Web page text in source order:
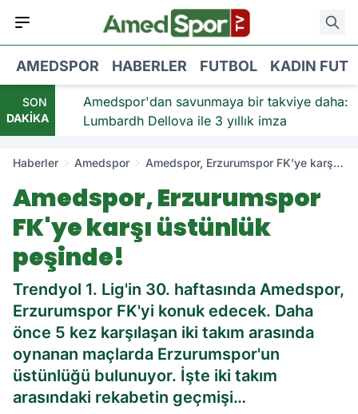
AMEDSPOR HABERLER FUTBOL KADIN
SON
DAKİKA
Amedspor'dan savunmaya bir takviye daha:
Lumbardh Dellova ile 3 yıllık imza
Haberler Amedspor
Amedspor, Erzurumspor FK'ye karşı
Amedspor, Erzurumspor
FK'ye karşı üstünlük
peşinde!
Trendyol 1. Lig'in 30. haftasında Amedspor,
Erzurumspor FK'yi konuk edecek. Daha
önce 5 kez karşılaşan iki takım arasında
oynanan maçlarda Erzurumspor'un
üstünlüğü bulunuyor. İşte iki takım
arasındaki rekabetin geçmişi…